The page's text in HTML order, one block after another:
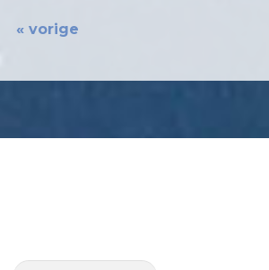
« vorige